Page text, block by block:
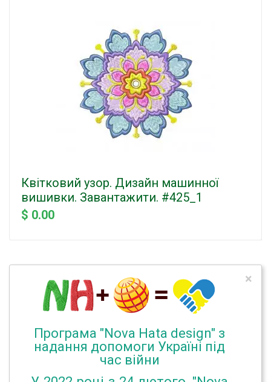
Квітковий узор. Дизайн машинної
вишивки. Завантажити. #425_1
$ 0.00
Програма "Nova Hata design" з
надання допомоги Україні під
час війни
×